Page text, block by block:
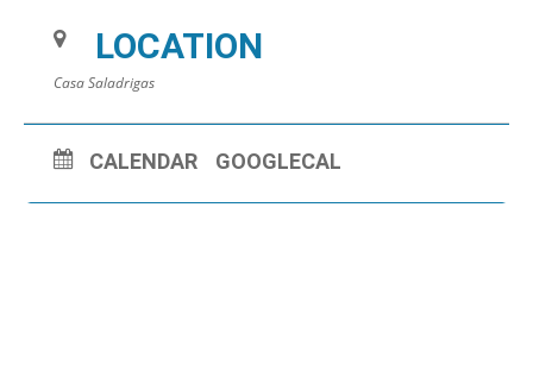
LOCATION
Casa Saladrigas
CALENDAR GOOGLECAL